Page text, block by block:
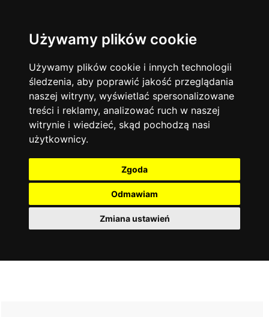
Używamy plików cookie
Używamy plików cookie i innych technologii
śledzenia, aby poprawić jakość przeglądania
naszej witryny, wyświetlać spersonalizowane
treści i reklamy, analizować ruch w naszej
witrynie i wiedzieć, skąd pochodzą nasi
użytkownicy.
Zgoda
Odmawiam
Zmiana ustawień
Język angielski 13744
Matematyka 12927
Chemia 4886
Język niemiecki 4307
Język polski 3426
Fizyka
Język francuski
Warszawa
Korepetycje
Online
14835
Kraków 7753
Wrocław
Łódź 3511
Gdańsk 2075